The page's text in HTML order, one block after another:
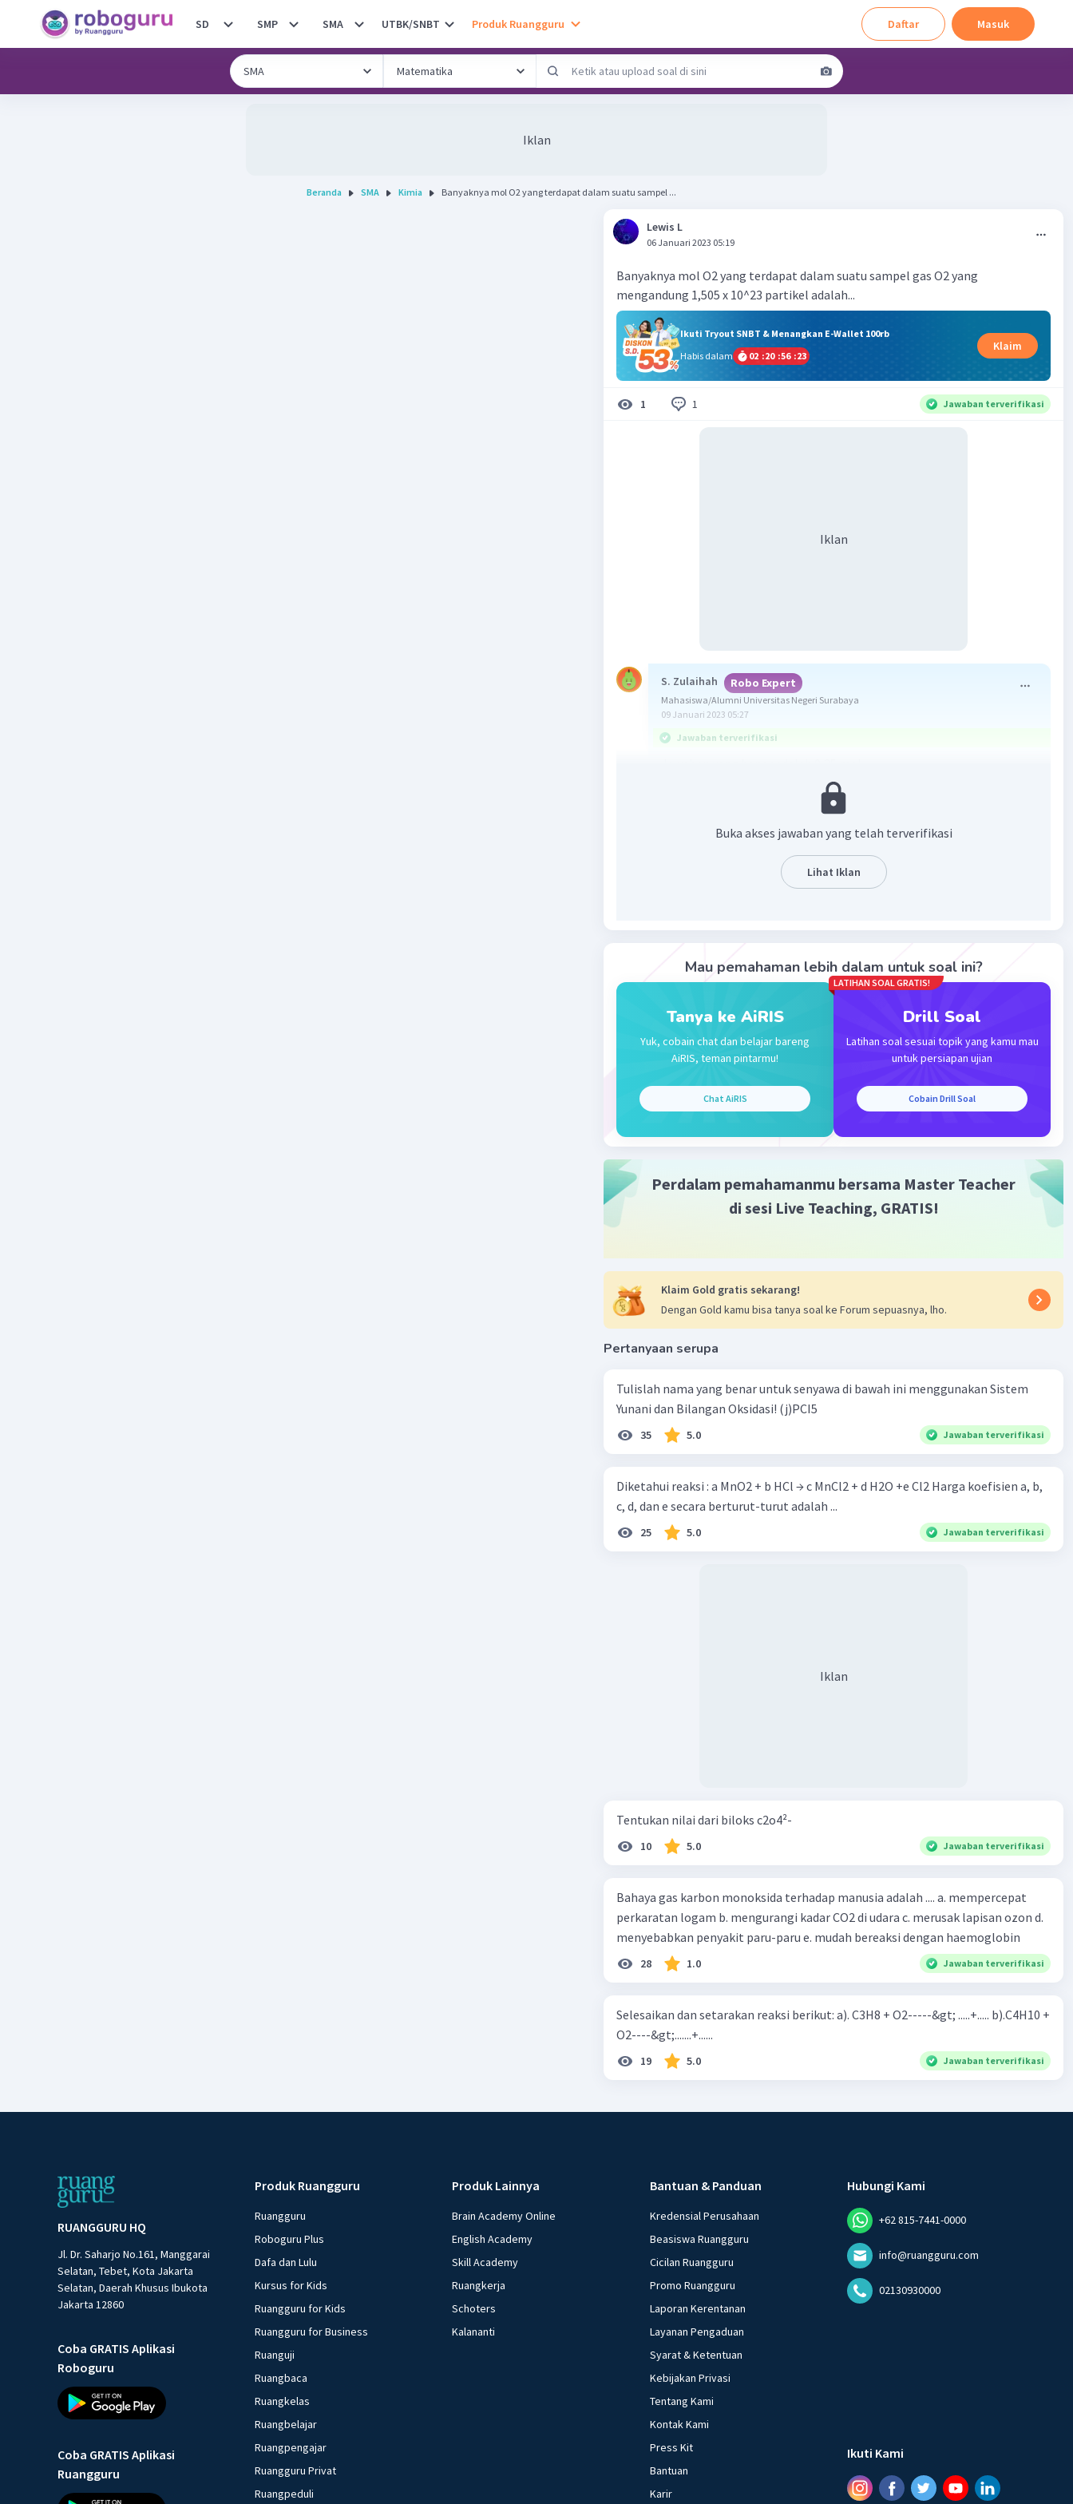
SD SMP SMA UTBK/SNBT Produk Ruangguru Daftar Masuk
Iklan
Beranda SMA Kimia Banyaknya mol O2 yang terdapat dalam suatu sampel ...
Lewis L
06 Januari 2023 05:19
Banyaknya mol O2 yang terdapat dalam suatu sampel gas O2 yang
mengandung 1,505 x 10^23 partikel adalah...
Ikuti Tryout SNBT & Menangkan E-Wallet 100rb
Habis dalam
02 :20 :56 :23
Klaim
1 1 Jawaban terverifikasi
Iklan
S. Zulaihah Robo Expert
Mahasiswa/Alumni Universitas Negeri Surabaya
09 Januari 2023 05:27
Jawaban terverifikasi
Satuan jumlah zat dalam ilmu kimia disebut mol. Satu mol
dalam 12 gram C-12 yaitu 6,02×10²³ partikel. Jumlah partikel ini
disebut bilangan avogadro.
Hubungan antara jumlah mol dengan jumlah partikel dapat
Jumlah partikel = mol × 6,02×10²³
1,505×10²³ partikel = mol × 6,02×10²³
Iklan
Buka akses jawaban yang telah terverifikasi
Lihat Iklan
Mau pemahaman lebih dalam untuk soal ini?
Tanya ke AiRIS
Yuk, cobain chat dan belajar bareng
AiRIS, teman pintarmu!
Chat AiRIS
LATIHAN SOAL GRATIS!
Drill Soal
Latihan soal sesuai topik yang kamu mau
untuk persiapan ujian
Cobain Drill Soal
Perdalam pemahamanmu bersama Master Teacher
di sesi Live Teaching, GRATIS!
Klaim Gold gratis sekarang!
Dengan Gold kamu bisa tanya soal ke Forum sepuasnya, lho.
Pertanyaan serupa
Tulislah nama yang benar untuk senyawa di bawah ini menggunakan Sistem
Yunani dan Bilangan Oksidasi! (j)PCI5
35 5.0 Jawaban terverifikasi
Diketahui reaksi : a MnO2 + b HCl → c MnCl2 + d H2O +e Cl2 Harga koefisien a, b,
c, d, dan e secara berturut-turut adalah ...
25 5.0 Jawaban terverifikasi
Iklan
Tentukan nilai dari biloks c2o4²-
10 5.0 Jawaban terverifikasi
Bahaya gas karbon monoksida terhadap manusia adalah .... a. mempercepat
perkaratan logam b. mengurangi kadar CO2 di udara c. merusak lapisan ozon d.
menyebabkan penyakit paru-paru e. mudah bereaksi dengan haemoglobin
28 1.0 Jawaban terverifikasi
Selesaikan dan setarakan reaksi berikut: a). C3H8 + O2-----&gt; .....+..... b).C4H10 +
O2----&gt;.......+......
19 5.0 Jawaban terverifikasi
RUANGGURU HQ
Jl. Dr. Saharjo No.161, Manggarai
Selatan, Tebet, Kota Jakarta
Selatan, Daerah Khusus Ibukota
Jakarta 12860
Coba GRATIS Aplikasi
Roboguru
Coba GRATIS Aplikasi
Ruangguru
Produk Ruangguru
Ruangguru
Roboguru Plus
Dafa dan Lulu
Kursus for Kids
Ruangguru for Kids
Ruangguru for Business
Ruanguji
Ruangbaca
Ruangkelas
Ruangbelajar
Ruangpengajar
Ruangguru Privat
Ruangpeduli
Produk Lainnya
Brain Academy Online
English Academy
Skill Academy
Ruangkerja
Schoters
Kalananti
Bantuan & Panduan
Kredensial Perusahaan
Beasiswa Ruangguru
Cicilan Ruangguru
Promo Ruangguru
Laporan Kerentanan
Layanan Pengaduan
Syarat & Ketentuan
Kebijakan Privasi
Tentang Kami
Kontak Kami
Press Kit
Bantuan
Karir
Hubungi Kami
+62 815-7441-0000
info@ruangguru.com
02130930000
Ikuti Kami